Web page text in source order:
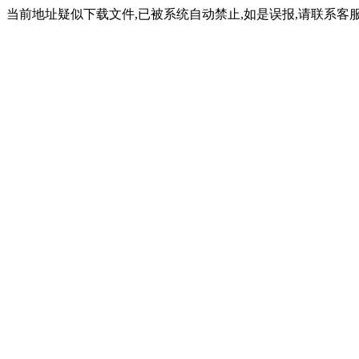
当前地址疑似下载文件,已被系统自动禁止,如是误报,请联系客